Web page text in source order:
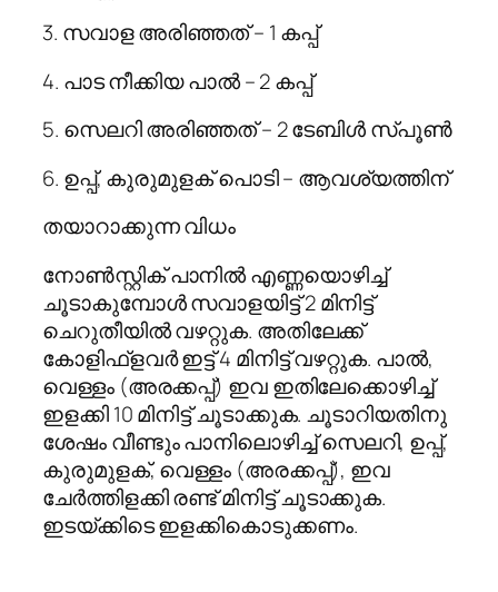
3. സവാള അരിഞ്ഞത് – 1 കപ്പ്
4. പാട നീക്കിയ പാല്‍ – 2 കപ്പ്
5. സെലറി അരിഞ്ഞത് – 2 ടേബിള്‍ സ്പൂണ്‍
6. ഉപ്പ്, കുരുമുളക് പൊടി – ആവശ്യത്തിന്
തയാറാക്കുന്ന വിധം
നോണ്‍സ്റ്റിക് പാനില്‍ എണ്ണയൊഴിച്ച്
ചൂടാകുമ്പോള്‍ സവാളയിട്ട് 2 മിനിട്ട്
ചെറുതീയില്‍ വഴറ്റുക. അതിലേക്ക്
കോളിഫ്‌ളവര്‍ ഇട്ട് 4 മിനിട്ട് വഴറ്റുക. പാല്‍,
വെള്ളം (അരക്കപ്പ്) ഇവ ഇതിലേക്കൊഴിച്ച്
ഇളക്കി 10 മിനിട്ട് ചൂടാക്കുക. ചൂടാറിയതിനു
ശേഷം വീണ്ടും പാനിലൊഴിച്ച് സെലറി, ഉപ്പ്,
കുരുമുളക്, വെള്ളം (അരക്കപ്പ്), ഇവ
ചേര്‍ത്തിളക്കി രണ്ട് മിനിട്ട് ചൂടാക്കുക.
ഇടയ്ക്കിടെ ഇളക്കികൊടുക്കണം.